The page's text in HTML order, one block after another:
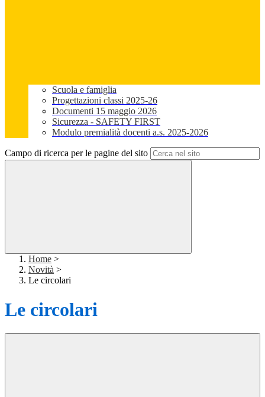
Scuola e famiglia
Progettazioni classi 2025-26
Documenti 15 maggio 2026
Sicurezza - SAFETY FIRST
Modulo premialità docenti a.s. 2025-2026
Campo di ricerca per le pagine del sito
Home >
Novità >
Le circolari
Le circolari